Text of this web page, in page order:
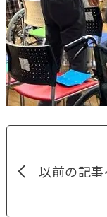
以前の記